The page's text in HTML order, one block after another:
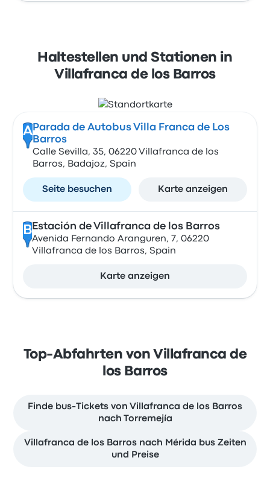
Haltestellen und Stationen in
Villafranca de los Barros
AParada de Autobus Villa Franca de Los
Barros
Calle Sevilla, 35, 06220 Villafranca de los
Barros, Badajoz, Spain
Seite besuchen Karte anzeigen
BEstación de Villafranca de los Barros
Avenida Fernando Aranguren, 7, 06220
Villafranca de los Barros, Spain
Karte anzeigen
Top-Abfahrten von Villafranca de
los Barros
Finde bus-Tickets von Villafranca de los Barros
nach Torremejía
Villafranca de los Barros nach Mérida bus Zeiten
und Preise